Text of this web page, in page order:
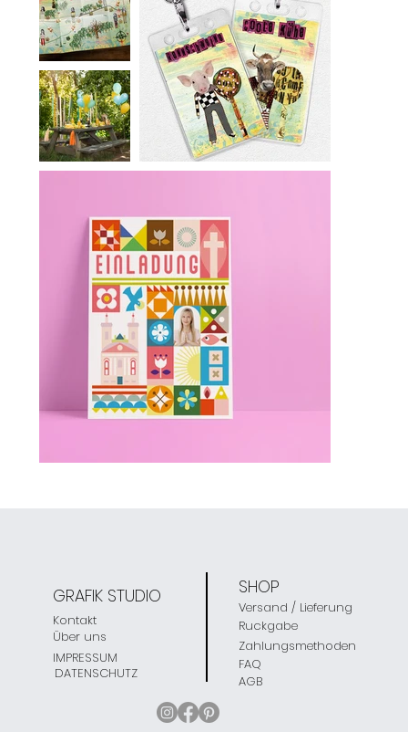
GRAFIK STUDIO
Kontakt
Über uns
IMPRESSUM
DATENSCHUTZ
SHOP
Versand / Lieferung
Ruckgabe
Zahlungsmethoden
FAQ
AGB